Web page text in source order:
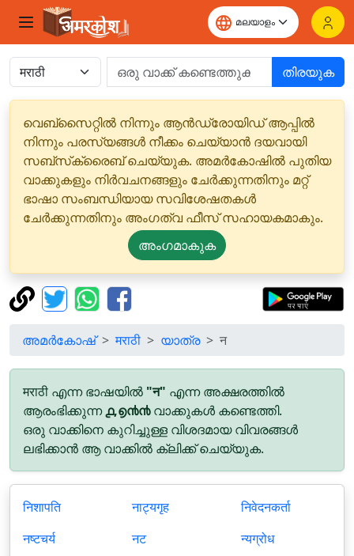
തിരയുക
വെബ്‌സൈറ്റിൽ നിന്നും ആൻഡ്രോയിഡ് ആപ്പിൽ
നിന്നും പരസ്യങ്ങൾ നീക്കം ചെയ്യാൻ ദയവായി
സബ്‌സ്‌ക്രൈബ് ചെയ്യുക. അമർകോഷിൽ പുതിയ
വാക്കുകളും നിർവചനങ്ങളും ചേർക്കുന്നതിനും മറ്റ്
ഭാഷാ സംബന്ധിയായ സവിശേഷതകൾ
ചേർക്കുന്നതിനും അംഗത്വ ഫീസ് സഹായകമാകും.
അംഗമാകുക
അമർകോഷ് मराठी യാത്ര न
मराठी എന്ന ഭാഷയിൽ "न" എന്ന അക്ഷരത്തിൽ
ആരംഭിക്കുന്ന൧,൭൯൯വാക്കുകൾ കണ്ടെത്തി.
ഒരു വാക്കിനെ കുറിച്ചുള്ള വിശദമായ വിവരങ്ങൾ
ലഭിക്കാൻ ആ വാക്കിൽ ക്ലിക്ക് ചെയ്യുക.
निशापति
नष्टचर्य
नाट्यगृह
नट
निवेदनकर्ता
न्यग्रोध